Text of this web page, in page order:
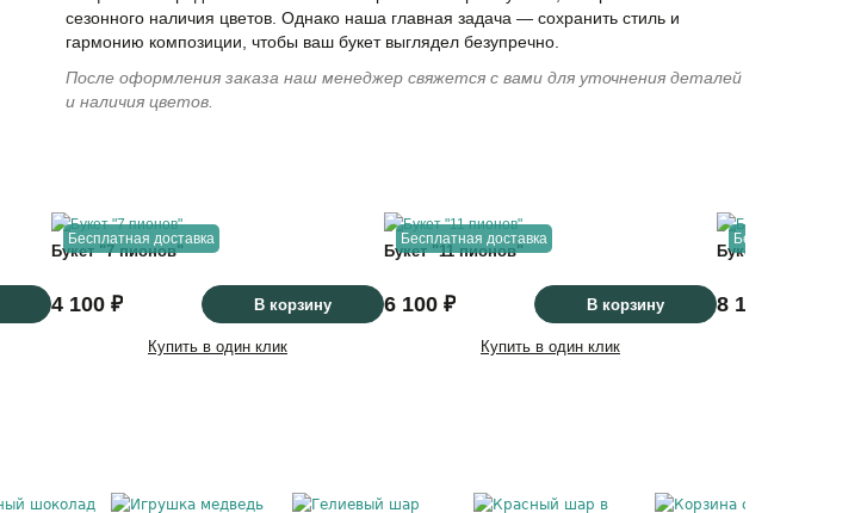
сезонного наличия цветов. Однако наша главная задача — сохранить стиль и
гармонию композиции, чтобы ваш букет выглядел безупречно.
После оформления заказа наш менеджер свяжется с вами для уточнения деталей
и наличия цветов.
Бесплатная доставка
Букет "7 пионов"
4 100 ₽ В корзину
Купить в один клик
Бесплатная доставка
Букет "11 пионов"
6 100 ₽ В корзину
Купить в один клик
Бесплатная
Букет "15 пионов"
8 100 ₽